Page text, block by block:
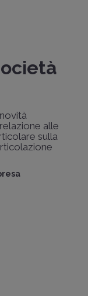
alle
sulla